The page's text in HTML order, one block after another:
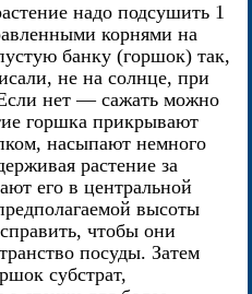
надо подсушить 1
корнями на
банку (горшок) так,
не на солнце, при
нет — сажать можно
горшка прикрывают
насыпают немного
растение за
его в центральной
высоты
чтобы они
посуды. Затем
субстрат,